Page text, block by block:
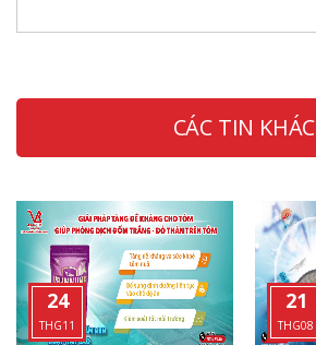
CÁC TIN KHÁC
24
THG11
21
THG08